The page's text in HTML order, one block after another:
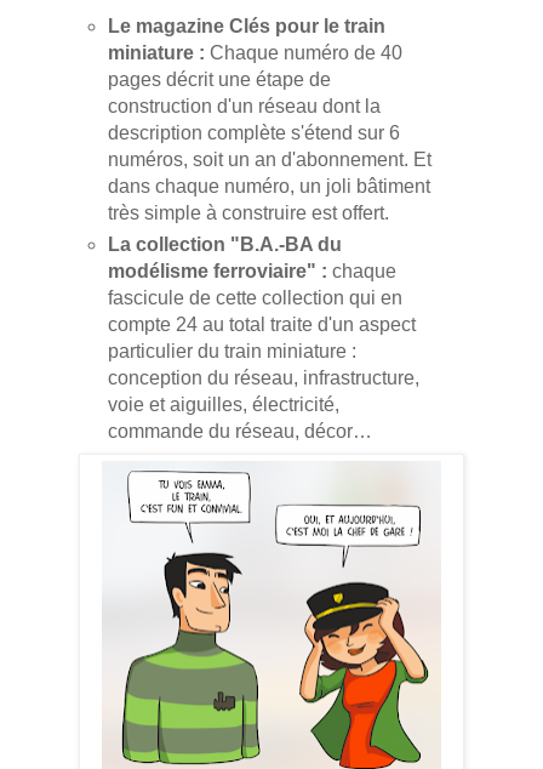
Le magazine Clés pour le train
miniature :Chaque numéro de 40
pages décrit une étape de
construction d'un réseau dont la
description complète s'étend sur 6
numéros, soit un an d'abonnement. Et
dans chaque numéro, un joli bâtiment
très simple à construire est offert.
La collection "B.A.-BA du
modélisme ferroviaire" : chaque
fascicule de cette collection qui en
compte 24 au total traite d'un aspect
particulier du train miniature :
conception du réseau, infrastructure,
voie et aiguilles, électricité,
commande du réseau, décor…